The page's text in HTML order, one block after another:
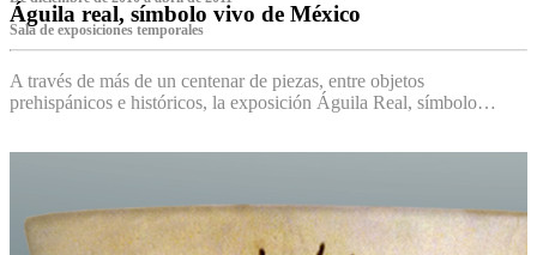
Águila real, símbolo vivo de México
Sala de exposiciones temporales
A través de más de un centenar de piezas, entre objetos
prehispánicos e históricos, la exposición Águila Real, símbolo…